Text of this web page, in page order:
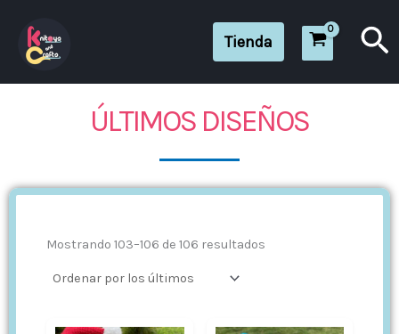
contenido
Tienda
ÚLTIMOS DISEÑOS
Mostrando 103–106 de 106 resultados
Ordenado